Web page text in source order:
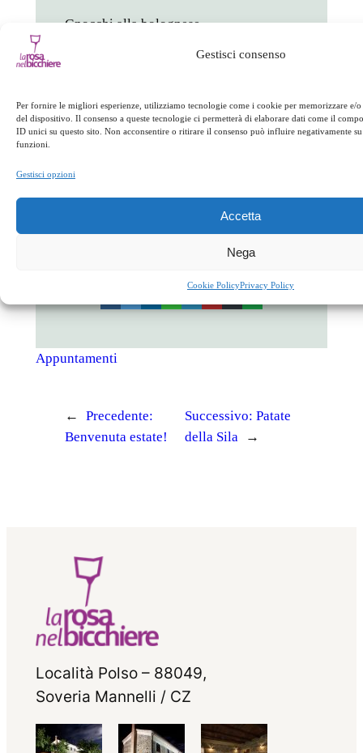
Gestisci consenso
Per fornire le migliori esperienze, utilizziamo tecnologie come i cookie per memorizzare e/
del dispositivo. Il consenso a queste tecnologie ci permetterà di elaborare dati come il
ID unici su questo sito. Non acconsentire o ritirare il consenso può influire negativamente
funzioni.
Gestisci opzioni
Accetta
Nega
Cookie PolicyPrivacy Policy
Gnocchi alla bolognese
Costo a bambino 25 euro
Si consiglia la prenotazione
inAppuntamenti
facebooktwitterlinkedinwhatsapptelegram
pinterest email link
Appuntamenti
←
Precedente:
Benvenuta estate!
Successivo:Patate
della Sila
→
Località Polso – 88049,
Soveria Mannelli / CZ